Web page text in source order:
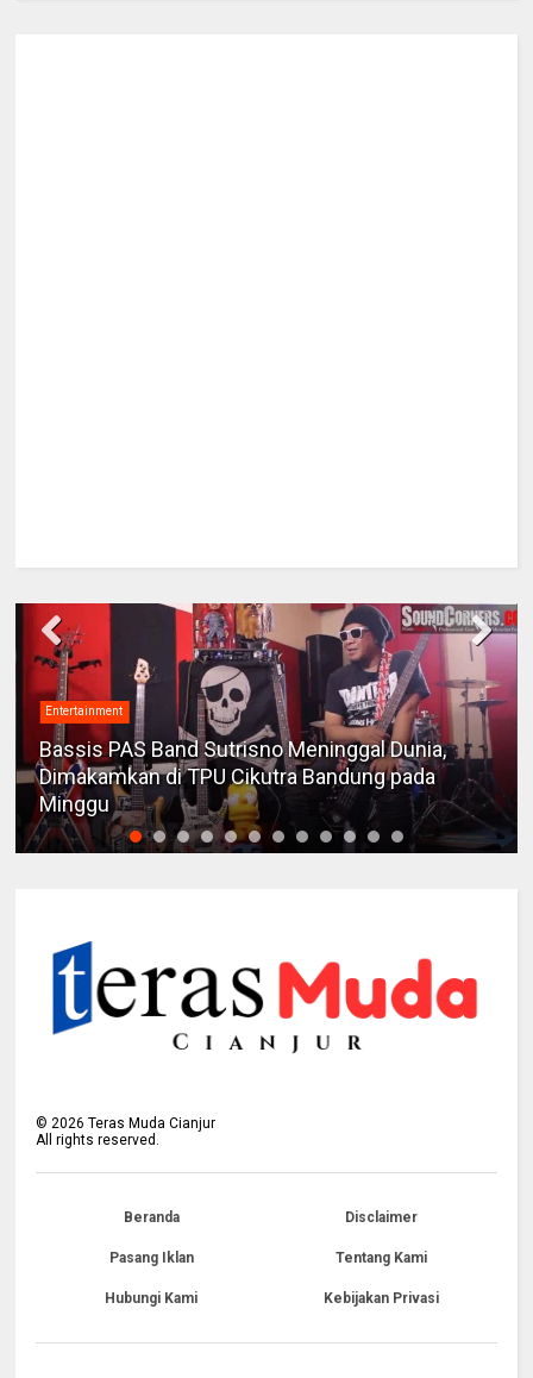
Entertainment
Bassis PAS Band Sutrisno Meninggal Dunia,
Dimakamkan di TPU Cikutra Bandung pada
Minggu
©2026 Teras Muda Cianjur
All rights reserved.
Beranda Disclaimer
Pasang Iklan Tentang Kami
Hubungi Kami Kebijakan Privasi